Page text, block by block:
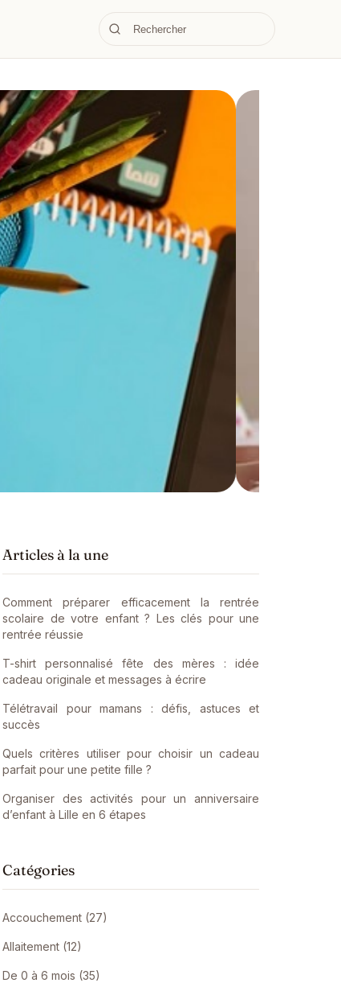
Articles à la une
Comment préparer efficacement la rentrée
scolaire de votre enfant ? Les clés pour une
rentrée réussie
T-shirt personnalisé fête des mères : idée
cadeau originale et messages à écrire
Télétravail pour mamans : défis, astuces et
succès
Quels critères utiliser pour choisir un cadeau
parfait pour une petite fille ?
Organiser des activités pour un anniversaire
d’enfant à Lille en 6 étapes
Catégories
Accouchement (27)
Allaitement (12)
De 0 à 6 mois (35)